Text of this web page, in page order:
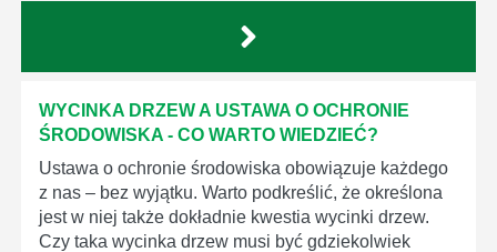
WYCINKA DRZEW A USTAWA O OCHRONIE
ŚRODOWISKA - CO WARTO WIEDZIEĆ?
Ustawa o ochronie środowiska obowiązuje każdego
z nas – bez wyjątku. Warto podkreślić, że określona
jest w niej także dokładnie kwestia wycinki drzew.
Czy taka wycinka drzew musi być gdziekolwiek